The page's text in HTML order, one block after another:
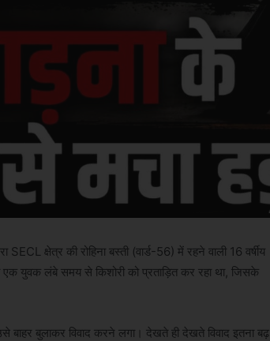
क्षेत्र की रोहिना बस्ती (वार्ड-56) में रहने वाली 16 वर्षीय
युवक लंबे समय से किशोरी को प्रताड़ित कर रहा था, जिसके
बाहर बुलाकर विवाद करने लगा। देखते ही देखते विवाद इतना बढ़